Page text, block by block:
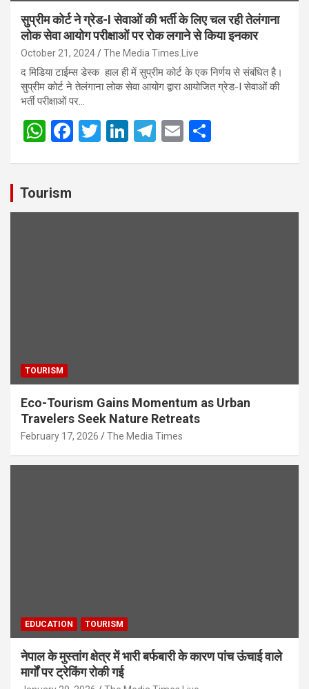
सुप्रीम कोर्ट ने ग्रेड-I सेवाओं की भर्ती के लिए चल रही तेलंगाना
लोक सेवा आयोग परीक्षाओं पर रोक लगाने से किया इनकार
October 21, 2024 The Media Times.Live
द मिडिया टाईम्स डेस्क हाल ही में सुप्रीम कोर्ट के एक निर्णय से संबंधित है।
सुप्रीम कोर्ट ने तेलंगाना लोक सेवा आयोग द्वारा आयोजित ग्रेड-I सेवाओं की
भर्ती परीक्षाओं पर…
W
s
A
F
o
T
Li
n
T
a
E
Tourism
TOURISM
Eco-Tourism Gains Momentum as Urban
Travelers Seek Nature Retreats
February 17, 2026 The Media Times
EDUCATION TOURISM
नेपाल के मुस्तांग क्षेत्र में भारी बर्फबारी के कारण पांच ऊंचाई वाले
मार्गों पर ट्रेकिंग रोकी गई